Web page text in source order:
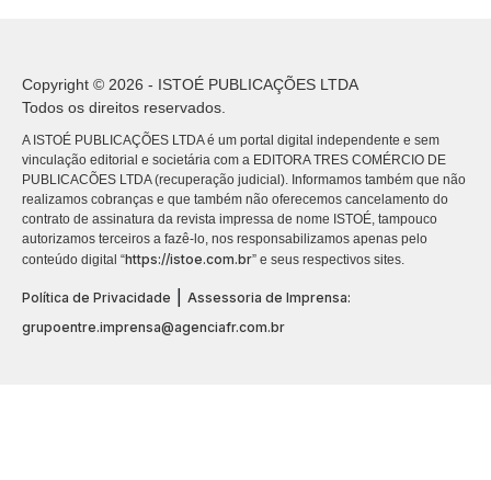
Copyright © 2026 - ISTOÉ PUBLICAÇÕES LTDA
Todos os direitos reservados.
A ISTOÉ PUBLICAÇÕES LTDA é um portal digital independente e sem
vinculação editorial e societária com a EDITORA TRES COMÉRCIO DE
PUBLICACÕES LTDA (recuperação judicial). Informamos também que não
realizamos cobranças e que também não oferecemos cancelamento do
contrato de assinatura da revista impressa de nome ISTOÉ, tampouco
autorizamos terceiros a fazê-lo, nos responsabilizamos apenas pelo
conteúdo digital “https://istoe.com.br” e seus respectivos sites.
Política de Privacidade
Assessoria de Imprensa:
grupoentre.imprensa@agenciafr.com.br